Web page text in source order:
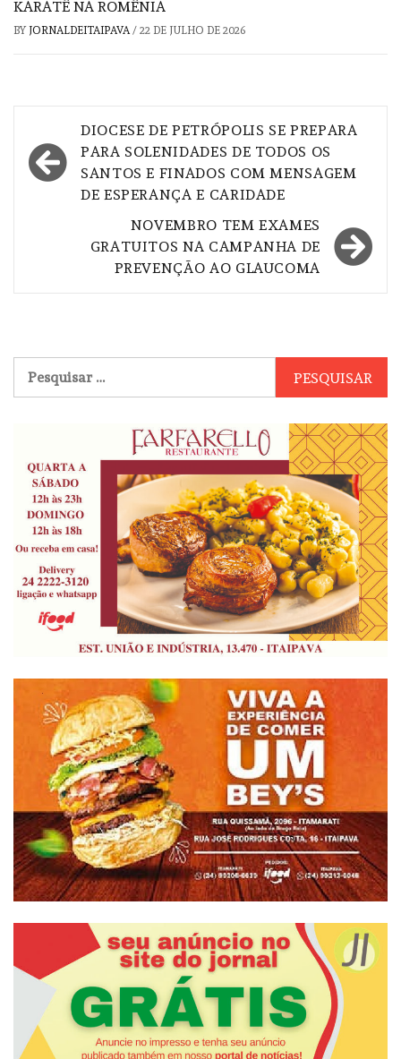
KARATÊ NA ROMÊNIA
BY JORNALDEITAIPAVA / 22 DE JULHO DE 2026
Navegação
de
Post
DIOCESE DE PETRÓPOLIS SE PREPARA
PARA SOLENIDADES DE TODOS OS
SANTOS E FINADOS COM MENSAGEM
DE ESPERANÇA E CARIDADE
NOVEMBRO TEM EXAMES
GRATUITOS NA CAMPANHA DE
PREVENÇÃO AO GLAUCOMA
por: